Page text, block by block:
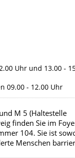
Uhr und 13.00 -
09.00 - 12.00 Uhr
M 5 (Haltestelle
finden Sie im
104. Sie ist
Menschen